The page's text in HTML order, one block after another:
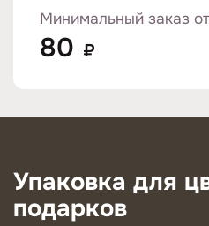
Минимальный заказ
80 ₽
Упаковка для
подарков